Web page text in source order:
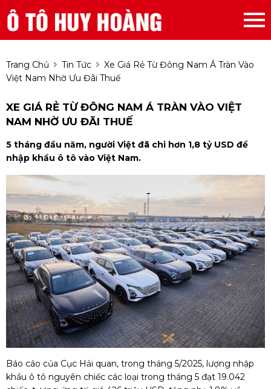
Trang Chủ Tin Tức
Xe Giá Rẻ Từ Đông Nam Á Tràn Vào
Việt Nam Nhờ Ưu Đãi Thuế
XE GIÁ RẺ TỪ ĐÔNG NAM Á TRÀN VÀO VIỆT
NAM NHỜ ƯU ĐÃI THUẾ
5 tháng đầu năm, người Việt đã chi hơn 1,8 tỷ USD để
nhập khẩu ô tô vào Việt Nam.
Báo cáo của Cục Hải quan, trong tháng 5/2025, lượng nhập
khẩu ô tô nguyên chiếc các loại trong tháng 5 đạt 19.042